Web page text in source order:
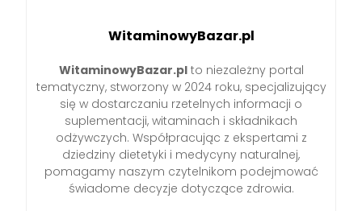
WitaminowyBazar.pl
WitaminowyBazar.plto niezależny portal
tematyczny, stworzony w 2024 roku, specjalizujący
się w dostarczaniu rzetelnych informacji o
suplementacji, witaminach i składnikach
odżywczych. Współpracując z ekspertami z
dziedziny dietetyki i medycyny naturalnej,
pomagamy naszym czytelnikom podejmować
świadome decyzje dotyczące zdrowia.